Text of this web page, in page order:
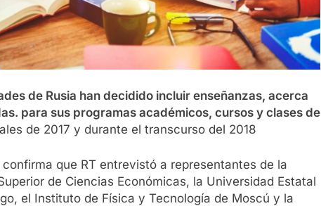
de Rusia han decidido incluir enseñanzas, acerca
para sus programas académicos, cursos y clases de
de 2017 y durante el transcurso del 2018
que RT entrevistó a representantes de la
de Ciencias Económicas, la Universidad Estatal
el Instituto de Física y Tecnología de Moscú y la